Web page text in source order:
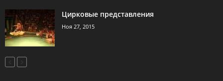
Цирковые представления
Ноя 27, 2015